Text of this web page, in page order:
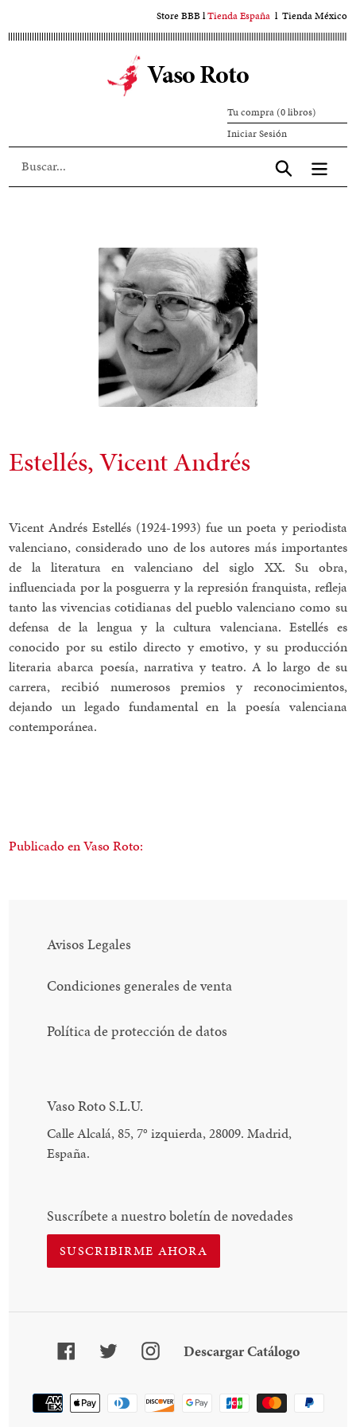
al
Store BBBlTienda España l Tienda México
Vaso Roto
Tu compra (0 libros)
Iniciar SesiónIniciar
sesión
Aceptar
Estellés, Vicent Andrés
Vicent Andrés Estellés (1924-1993) fue un poeta y periodista
valenciano, considerado uno de los autores más importantes
de la literatura en valenciano del siglo XX. Su obra,
influenciada por la posguerra y la represión franquista, refleja
tanto las vivencias cotidianas del pueblo valenciano como su
defensa de la lengua y la cultura valenciana. Estellés es
conocido por su estilo directo y emotivo, y su producción
literaria abarca poesía, narrativa y teatro. A lo largo de su
carrera, recibió numerosos premios y reconocimientos,
dejando un legado fundamental en la poesía valenciana
contemporánea.
Publicado en Vaso Roto:
Avisos Legales
Condiciones generales de venta
Política de protección de datos
Vaso Roto S.L.U.
Calle Alcalá, 85, 7° izquierda, 28009. Madrid,
España.
Suscríbete a nuestro boletín de novedades
SUSCRIBIRME AHORA
FacebookTwitterInstagram
Descargar Catálogo
Método